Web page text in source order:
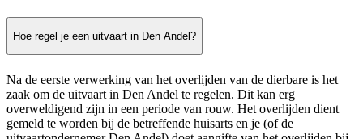
Hoe regel je een uitvaart in Den Andel?
Na de eerste verwerking van het overlijden van de dierbare is het
zaak om de uitvaart in Den Andel te regelen. Dit kan erg
overweldigend zijn in een periode van rouw. Het overlijden dient
gemeld te worden bij de betreffende huisarts en je (of de